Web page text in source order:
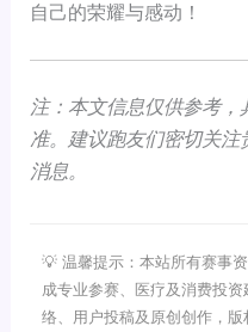
自己的荣耀与感动！
注：本文信息仅供参考
准。建议跑友们密切关
消息。
💡 温馨提示：本站所有赛事
成专业参赛、医疗及消费投
络、用户投稿及原创创作，